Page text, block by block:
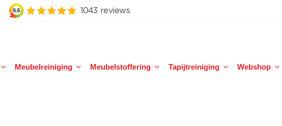
Meubelreiniging Meubelstoffering Tapijtreiniging Webshop